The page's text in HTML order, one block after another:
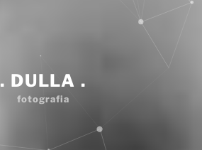
. DULLA .
fotografia